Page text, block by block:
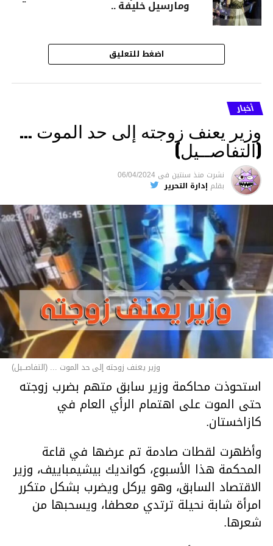
ومارسيل خليفة ..
اضغط للتعليق
أخبار
وزير يعنف زوجته إلى حد الموت …
(التفاصــيل)
نشرت منذ سنتين فى 06/04/2024
بقلم إدارة التحرير
وزير يعنف زوجته إلى حد الموت ... (التفاصــيل)
استحوذت محاكمة وزير سابق متهم بضرب زوجته
حتى الموت على اهتمام الرأي العام في
كازاخستان.
وأظهرت لقطات صادمة تم عرضها في قاعة
المحكمة هذا الأسبوع، كوانديك بيشيمباييف، وزير
الاقتصاد السابق، وهو يركل ويضرب بشكل متكرر
امرأة شابة نحيلة ترتدي معطفا، ويسحبها من
شعرها.